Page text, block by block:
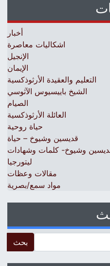
أخبار
اشكاليات معاصرة
الإنجيل
الإيمان
التعليم والعقيدة الأرثوذكسية
الشيخ باييسيوس الآثوسي
الصيام
العائلة الأرثوذكسية
حياة روحية
قديسين وشيوخ – حياة
وشيوخ- كلمات وشهادات
ليتورجيا
مقالات وعظات
مواد سمع/بصرية